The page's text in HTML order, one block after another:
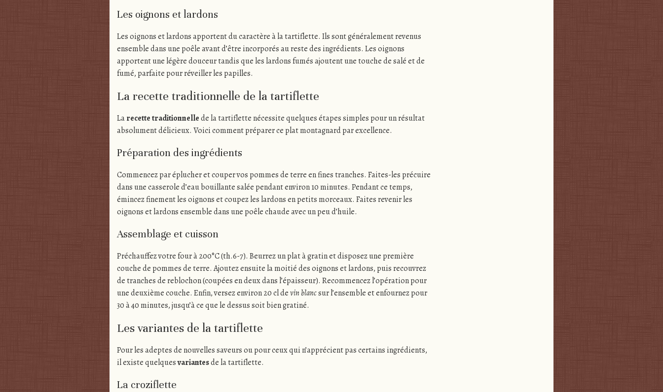
Les oignons et lardons
Les oignons et lardons apportent du caractère à la tartiflette. Ils sont généralement revenus
ensemble dans une poêle avant d’être incorporés au reste des ingrédients. Les oignons
apportent une légère douceur tandis que les lardons fumés ajoutent une touche de salé et de
fumé, parfaite pour réveiller les papilles.
La recette traditionnelle de la tartiflette
Larecette traditionnellede la tartiflette nécessite quelques étapes simples pour un résultat
absolument délicieux. Voici comment préparer ce plat montagnard par excellence.
Préparation des ingrédients
Commencez par éplucher et couper vos pommes de terre en fines tranches. Faites-les précuire
dans une casserole d’eau bouillante salée pendant environ 10 minutes. Pendant ce temps,
émincez finement les oignons et coupez les lardons en petits morceaux. Faites revenir les
oignons et lardons ensemble dans une poêle chaude avec un peu d’huile.
Assemblage et cuisson
Préchauffez votre four à 200°C (th.6-7). Beurrez un plat à gratin et disposez une première
couche de pommes de terre. Ajoutez ensuite la moitié des oignons et lardons, puis recouvrez
de tranches de reblochon (coupées en deux dans l’épaisseur). Recommencez l’opération pour
une deuxième couche. Enfin, versez environ 20 cl devin blancsur l’ensemble et enfournez pour
30 à 40 minutes, jusqu’à ce que le dessus soit bien gratiné.
Les variantes de la tartiflette
Pour les adeptes de nouvelles saveurs ou pour ceux qui n’apprécient pas certains ingrédients,
il existe quelquesvariantesde la tartiflette.
La croziflette